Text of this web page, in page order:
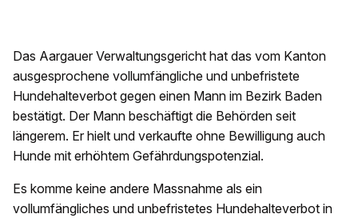
Das Aargauer Verwaltungsgericht hat das vom Kanton
ausgesprochene vollumfängliche und unbefristete
Hundehalteverbot gegen einen Mann im Bezirk Baden
bestätigt. Der Mann beschäftigt die Behörden seit
längerem. Er hielt und verkaufte ohne Bewilligung auch
Hunde mit erhöhtem Gefährdungspotenzial.
Es komme keine andere Massnahme als ein
vollumfängliches und unbefristetes Hundehalteverbot in